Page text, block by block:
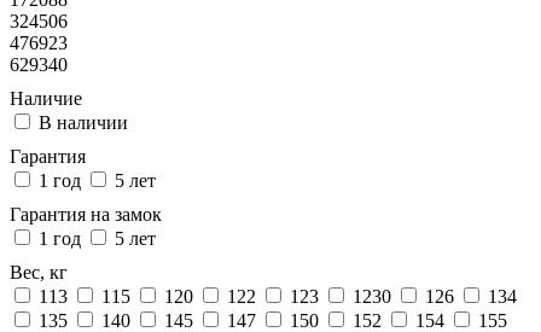
324506
476923
629340
Наличие
В наличии
Гарантия
1 год
5 лет
Гарантия на замок
1 год
5 лет
Вес, кг
113
115 120 122 123 1230 126
134
135
140 145 147 150 152 154
155